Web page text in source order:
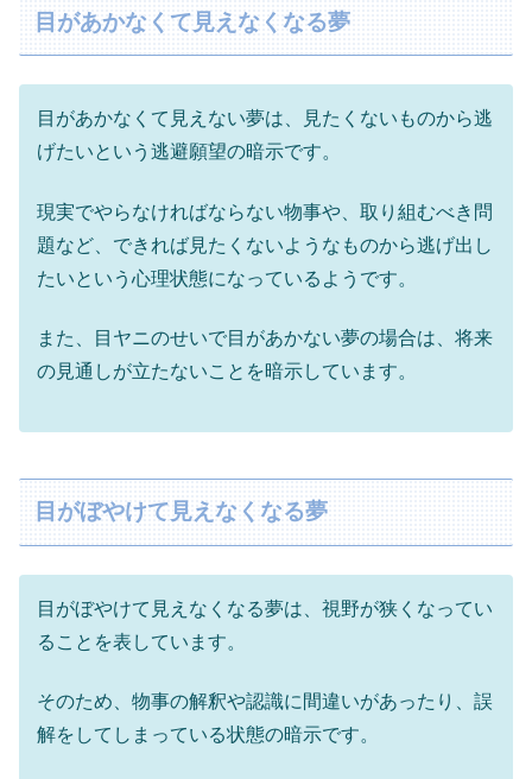
目があかなくて見えなくなる夢
目があかなくて見えない夢は、見たくないものから逃
げたいという逃避願望の暗示です。
現実でやらなければならない物事や、取り組むべき問
題など、できれば見たくないようなものから逃げ出し
たいという心理状態になっているようです。
また、目ヤニのせいで目があかない夢の場合は、将来
の見通しが立たないことを暗示しています。
目がぼやけて見えなくなる夢
目がぼやけて見えなくなる夢は、視野が狭くなってい
ることを表しています。
そのため、物事の解釈や認識に間違いがあったり、誤
解をしてしまっている状態の暗示です。